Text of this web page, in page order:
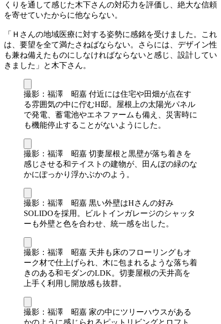
くりを通して感じた木下さんの対応力を評価し、絶大な信頼
を寄せていたからに他ならない。
「Ｈさんの地域医療に対する姿勢に感銘を受けました。これ
は、要望を全て満たさねばならない。さらには、デザイン性
も兼ね備えたものにしなければならないと感じ、設計してい
きました」と木下さん。
撮影：福澤 昭嘉 付近には住宅や田畑が点在す
る雰囲気の中に佇むH邸。屋根上の太陽光パネル
で発電、蓄電池やエネファームも備え、災害時に
も機能停止することがないようにした。
撮影：福澤 昭嘉 切妻屋根と黒壁が落ち着きを
感じさせる和テイストの建物が、田んぼの緑のな
かにぽっかり浮かぶかのよう。
撮影：福澤 昭嘉 黒い外壁はHさんの好み
SOLIDOを採用。ビルトインガレージのシャッタ
ーも外壁と色を合わせ、統一感を出した。
撮影：福澤 昭嘉 天井も床のフローリングもオ
ーク材で仕上げられ、木に包まれるような落ち着
きのある和モダンのLDK。切妻屋根の天井高を
上手く利用し開放感も抜群。
撮影：福澤 昭嘉 家の中にツリーハウスがある